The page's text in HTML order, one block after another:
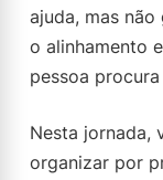
ajuda, mas
o alinhamento
pessoa
Nesta jornada,
organizar por